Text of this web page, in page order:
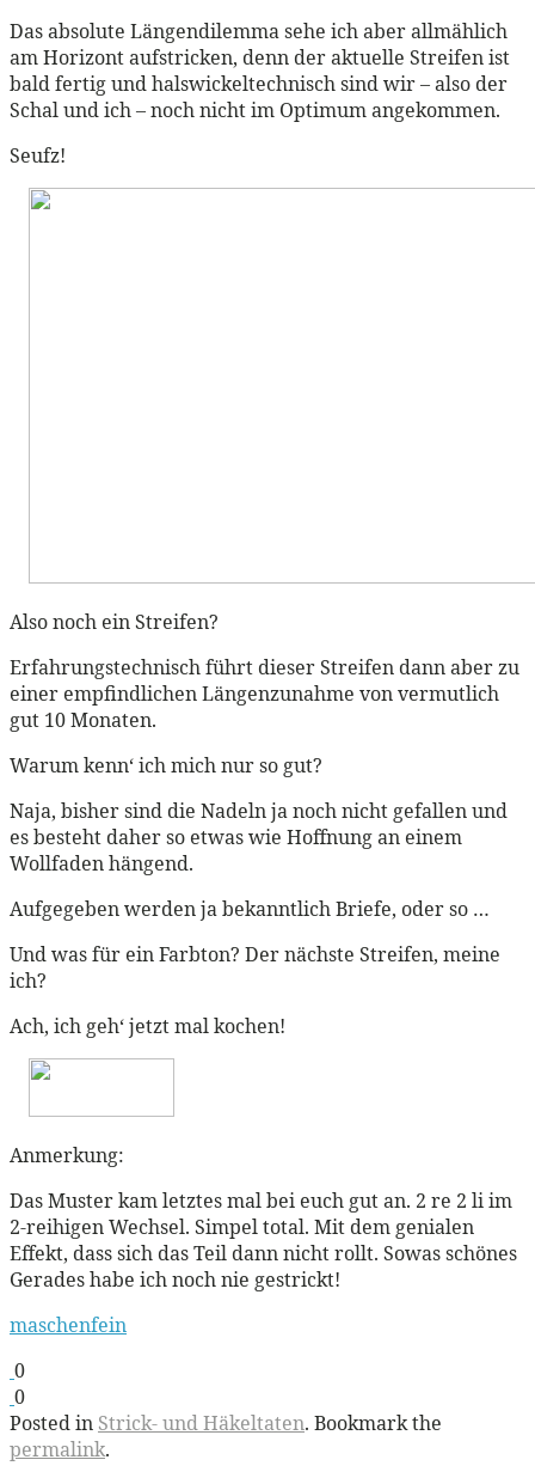
Das absolute Längendilemma sehe ich aber allmählich
am Horizont aufstricken, denn der aktuelle Streifen ist
bald fertig und halswickeltechnisch sind wir – also der
Schal und ich – noch nicht im Optimum angekommen.
Seufz!
Also noch ein Streifen?
Erfahrungstechnisch führt dieser Streifen dann aber zu
einer empfindlichen Längenzunahme von vermutlich
gut 10 Monaten.
Warum kenn‘ ich mich nur so gut?
Naja, bisher sind die Nadeln ja noch nicht gefallen und
es besteht daher so etwas wie Hoffnung an einem
Wollfaden hängend.
Aufgegeben werden ja bekanntlich Briefe, oder so …
Und was für ein Farbton? Der nächste Streifen, meine
ich?
Ach, ich geh‘ jetzt mal kochen!
Anmerkung:
Das Muster kam letztes mal bei euch gut an. 2 re 2 li im
2-reihigen Wechsel. Simpel total. Mit dem genialen
Effekt, dass sich das Teil dann nicht rollt. Sowas schönes
Gerades habe ich noch nie gestrickt!
maschenfein
0
0
Posted in Strick- und Häkeltaten. Bookmark the
permalink.